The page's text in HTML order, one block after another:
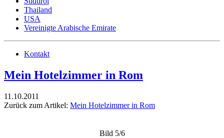
Thailand
USA
Vereinigte Arabische Emirate
Kontakt
Mein Hotelzimmer in Rom
11.10.2011
Zurück zum Artikel: Mein Hotelzimmer in Rom
Bild 5/6